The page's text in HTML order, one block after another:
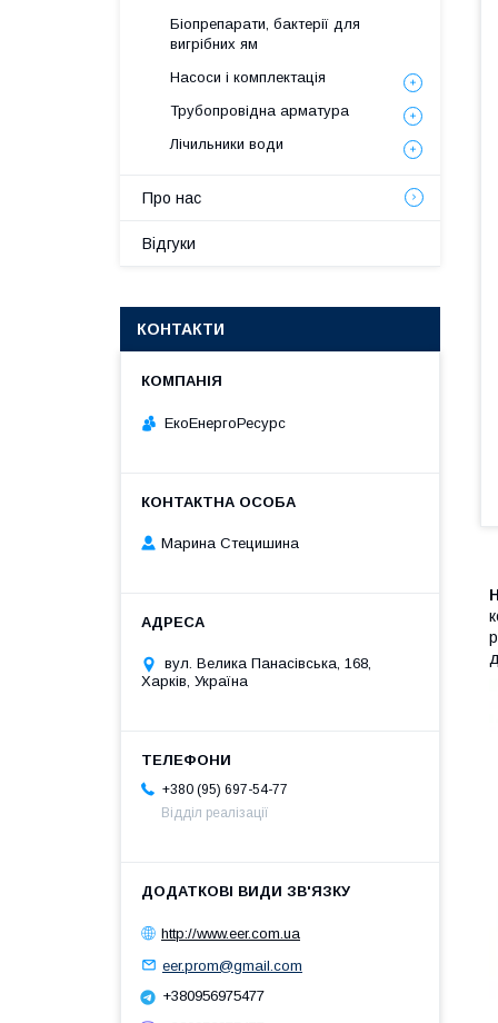
Біопрепарати, бактерії для
вигрібних ям
Насоси і комплектація
Трубопровідна арматура
Лічильники води
Про нас
Відгуки
КОНТАКТИ
ЕкоЕнергоРесурс
Марина Стецишина
вул. Велика Панасівська, 168,
Харків, Україна
+380 (95) 697-54-77
Відділ реалізації
http://www.eer.com.ua
eer.prom@gmail.com
+380956975477